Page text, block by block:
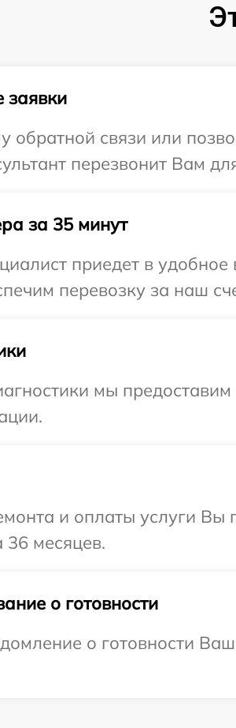
обратной связи или
перезвонит Вам
за 35 минут
приедет в
перевозку за наш
мы
и оплаты услуги Вы
36 месяцев.
о готовности
о готовности